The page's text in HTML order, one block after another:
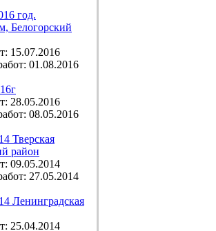
год.
Белогорский
15.07.2016
01.08.2016
28.05.2016
08.05.2016
Тверская
район
09.05.2014
27.05.2014
Ленинградская
25.04.2014